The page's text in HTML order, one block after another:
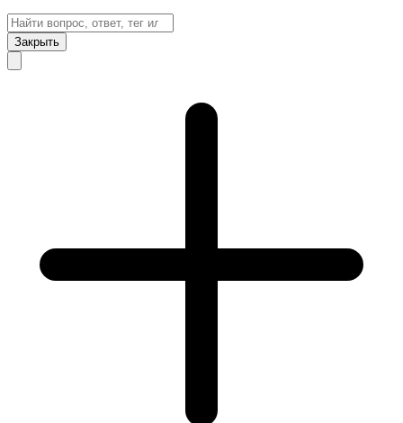
Закрыть